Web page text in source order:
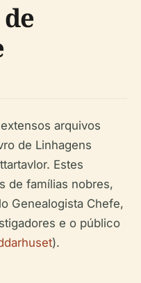
arquivos
de Linhagens
Estes
de famílias nobres,
Genealogista Chefe,
e o público
).